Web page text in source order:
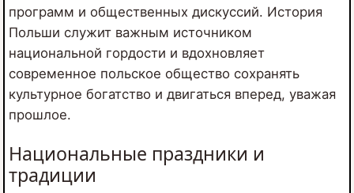
программ и общественных дискуссий. История
Польши служит важным источником
национальной гордости и вдохновляет
современное польское общество сохранять
культурное богатство и двигаться вперед, уважая
прошлое.
Национальные праздники и
традиции